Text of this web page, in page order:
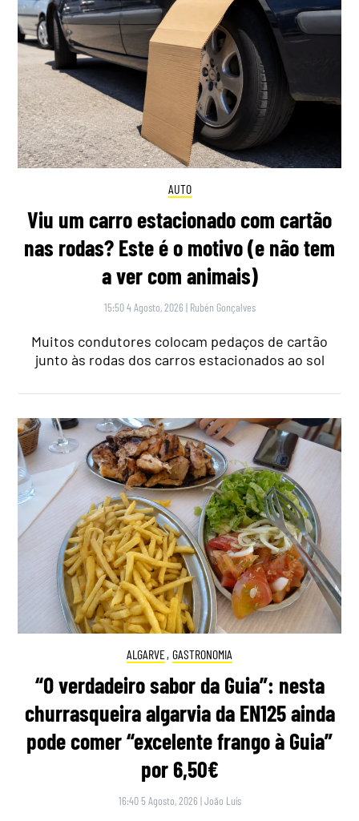
AUTO
Viu um carro estacionado com cartão
nas rodas? Este é o motivo (e não tem
a ver com animais)
15:50 4 Agosto, 2026 | Rubén Gonçalves
Muitos condutores colocam pedaços de cartão
junto às rodas dos carros estacionados ao sol
ALGARVE, GASTRONOMIA
“O verdadeiro sabor da Guia”: nesta
churrasqueira algarvia da EN125 ainda
pode comer “excelente frango à Guia”
por 6,50€
16:40 5 Agosto, 2026 |João Luís